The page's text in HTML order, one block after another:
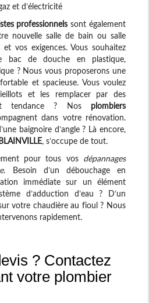
et d’électricité
professionnels sont également
nouvelle salle de bain ou salle
et vos exigences. Vous souhaitez
bac de douche en plastique,
? Nous vous proposerons une
et spacieuse. Vous voulez
et les remplacer par des
tendance ? Nos plombiers
dans votre rénovation.
baignoire d’angle ? Là encore,
, s’occupe de tout.
pour tous vos dépannages
. Besoin d’un débouchage en
immédiate sur un élément
d’adduction d’eau ? D’un
votre chaudière au fioul ? Nous
rapidement.
? Contactez
votre plombier